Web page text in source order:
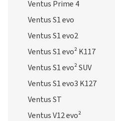
Ventus Prime 4
Ventus S1 evo
Ventus S1 evo2
Ventus S1 evo² K117
Ventus S1 evo² SUV
Ventus S1 evo3 K127
Ventus ST
Ventus V12 evo²